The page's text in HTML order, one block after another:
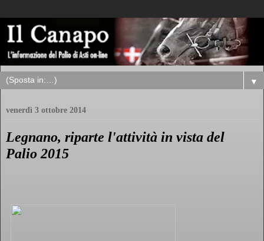
▼
venerdì 3 ottobre 2014
Legnano, riparte l'attività in vista del
Palio 2015